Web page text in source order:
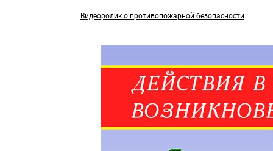
Видеоролик о противопожарной безопасности